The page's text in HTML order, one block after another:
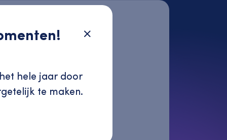
hele jaar door
te maken.